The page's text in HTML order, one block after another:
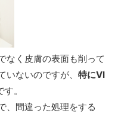
なく皮膚の表面も削って
ないのですが、 特にVI
す。
、間違った処理をする